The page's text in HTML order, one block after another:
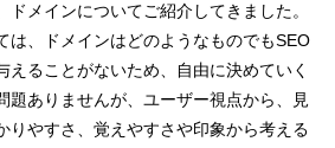
ドメインについてご紹介してきました。
は、ドメインはどのようなものでもSEO
えることがないため、自由に決めていく
題ありませんが、ユーザー視点から、見
りやすさ、覚えやすさや印象から考える